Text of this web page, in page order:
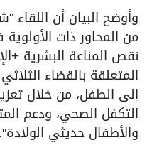
وأوضح البيان أن
من المحاور ذات
نقص المناعة البشرية
المتعلقة بالقضاء
إلى الطفل، من خلال
التكفل الصحي، ودعم
والأطفال حديثي الولادة".